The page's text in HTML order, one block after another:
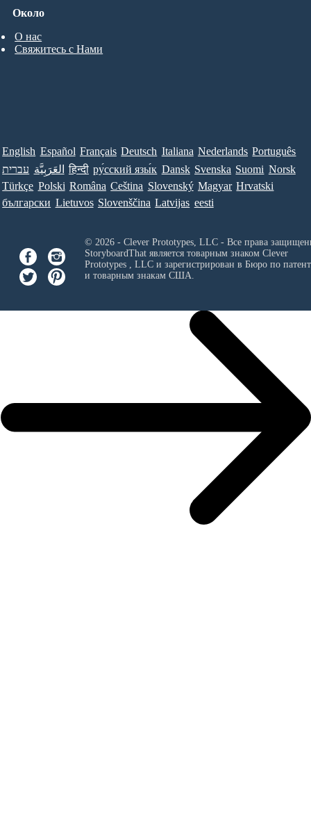
Около
О нас
Свяжитесь с Нами
English Español Français Deutsch Italiana Nederlands Português
עברית العَرَبِيَّة हिन्दी ру́сский язы́к Dansk Svenska Suomi Norsk
Türkçe Polski Româna Ceština Slovenský Magyar Hrvatski
български Lietuvos Slovenščina Latvijas eesti
© 2026 - Clever Prototypes, LLC - Все права
StoryboardThat является товарным знаком Clever
Prototypes , LLCи зарегистрирован в Бюро по
и товарным знакам США.